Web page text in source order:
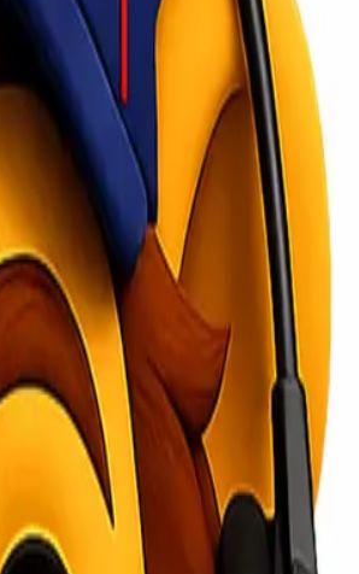
sebelum produk tersebut benar-
tips untuk mengoptimalkan penggunaan